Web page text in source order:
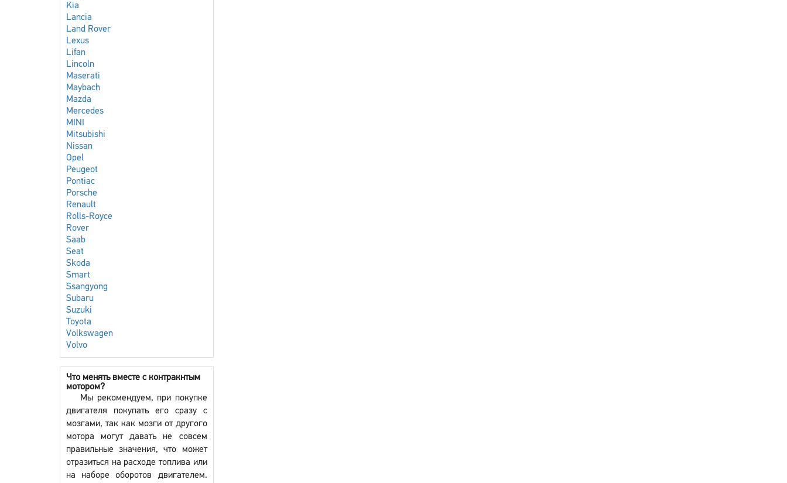
Kia
Lancia
Land Rover
Lexus
Lifan
Lincoln
Maserati
Maybach
Mazda
Mercedes
MINI
Mitsubishi
Nissan
Opel
Peugeot
Pontiac
Porsche
Renault
Rolls-Royce
Rover
Saab
Seat
Skoda
Smart
Ssangyong
Subaru
Suzuki
Toyota
Volkswagen
Volvo
Что менять вместе с контракнтым
мотором?
Мы рекомендуем, при покупке
двигателя покупать его сразу с
мозгами, так как мозги от другого
мотора могут давать не совсем
правильные значения, что может
отразиться на расходе топлива или
на наборе оборотов двигателем.